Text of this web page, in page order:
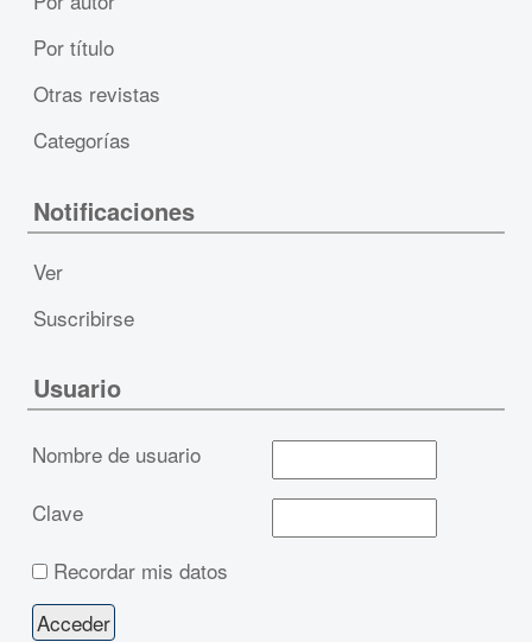
Por título
Otras revistas
Categorías
Notificaciones
Ver
Suscribirse
Usuario
Nombre de usuario
Clave
Recordar mis datos